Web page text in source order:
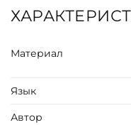
Материал
Язык
Автор